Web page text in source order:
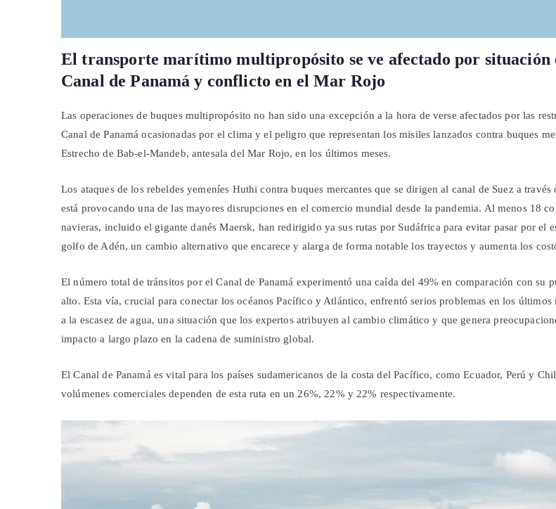
El transporte marítimo multipropósito se ve afectado por situación
Canal de Panamá y conflicto en el Mar Rojo
Las operaciones de buques multipropósito no han sido una excepción a la hora de verse afectados por las
Canal de Panamá ocasionadas por el clima y el peligro que representan los misiles lanzados contra buques
Estrecho de Bab-el-Mandeb, antesala del Mar Rojo, en los últimos meses.
Los ataques de los rebeldes yemeníes Huthi contra buques mercantes que se dirigen al canal de Suez a través
está provocando una de las mayores disrupciones en el comercio mundial desde la pandemia. Al menos 18
navieras, incluido el gigante danés Maersk, han redirigido ya sus rutas por Sudáfrica para evitar pasar por el
golfo de Adén, un cambio alternativo que encarece y alarga de forma notable los trayectos y aumenta los
El número total de tránsitos por el Canal de Panamá experimentó una caída del 49% en comparación con su
alto. Esta vía, crucial para conectar los océanos Pacífico y Atlántico, enfrentó serios problemas en los últimos
a la escasez de agua, una situación que los expertos atribuyen al cambio climático y que genera
impacto a largo plazo en la cadena de suministro global.
El Canal de Panamá es vital para los países sudamericanos de la costa del Pacífico, como Ecuador, Perú y
volúmenes comerciales dependen de esta ruta en un 26%, 22% y 22% respectivamente.